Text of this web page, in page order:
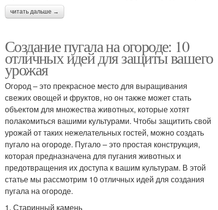
читать дальше →
Создание пугала на огороде: 10
отличных идей для защиты вашего
урожая
Огород – это прекрасное место для выращивания
свежих овощей и фруктов, но он также может стать
объектом для множества животных, которые хотят
полакомиться вашими культурами. Чтобы защитить свой
урожай от таких нежелательных гостей, можно создать
пугало на огороде. Пугало – это простая конструкция,
которая предназначена для пугания животных и
предотвращения их доступа к вашим культурам. В этой
статье мы рассмотрим 10 отличных идей для создания
пугала на огороде.
1. Старинный камень